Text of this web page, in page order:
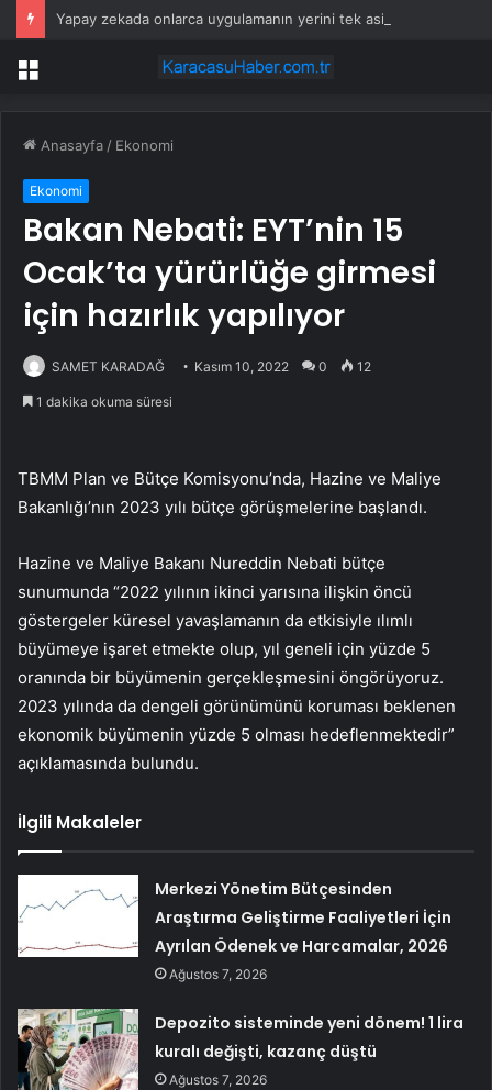
Menü
Anasayfa / Ekonomi
Ekonomi
Bakan Nebati: EYT’nin 15
Ocak’ta yürürlüğe girmesi
için hazırlık yapılıyor
SAMET KARADAĞ Kasım 10, 2022 0 12
1 dakika okuma süresi
TBMM Plan ve Bütçe Komisyonu’nda, Hazine ve Maliye
Bakanlığı’nın 2023 yılı bütçe görüşmelerine başlandı.
Hazine ve Maliye Bakanı Nureddin Nebati bütçe
sunumunda “2022 yılının ikinci yarısına ilişkin öncü
göstergeler küresel yavaşlamanın da etkisiyle ılımlı
büyümeye işaret etmekte olup, yıl geneli için yüzde 5
oranında bir büyümenin gerçekleşmesini öngörüyoruz.
2023 yılında da dengeli görünümünü koruması beklenen
ekonomik büyümenin yüzde 5 olması hedeflenmektedir”
açıklamasında bulundu.
İlgili Makaleler
Merkezi Yönetim Bütçesinden
Araştırma Geliştirme Faaliyetleri İçin
Ayrılan Ödenek ve Harcamalar, 2026
Ağustos 7, 2026
Depozito sisteminde yeni dönem! 1 lira
kuralı değişti, kazanç düştü
Ağustos 7, 2026